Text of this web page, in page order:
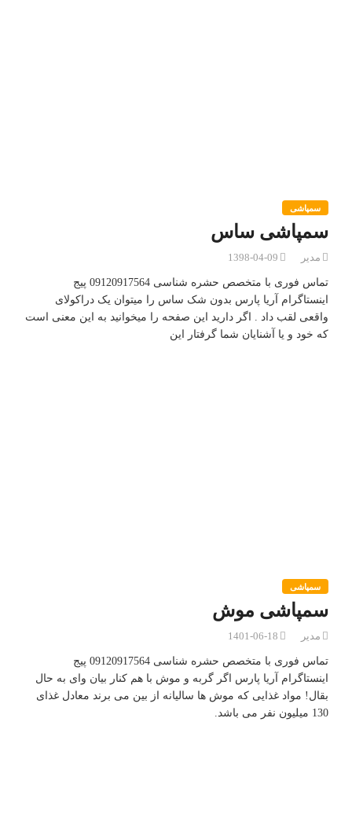
سمپاشی
سمپاشی ساس
مدیر 1398-04-09
تماس فوری با متخصص حشره شناسی 09120917564 پیج
اینستاگرام آریا پارس بدون شک ساس را میتوان یک دراکولای
واقعی لقب داد . اگر دارید این صفحه را میخوانید به این معنی است
که خود و یا آشنایان شما گرفتار این
سمپاشی
سمپاشی موش
مدیر 1401-06-18
تماس فوری با متخصص حشره شناسی 09120917564 پیج
اینستاگرام آریا پارس اگر گربه و موش با هم کنار بیان وای به حال
بقال! مواد غذایی که موش ها سالیانه از بین می برند معادل غذای
130 میلیون نفر می باشد.